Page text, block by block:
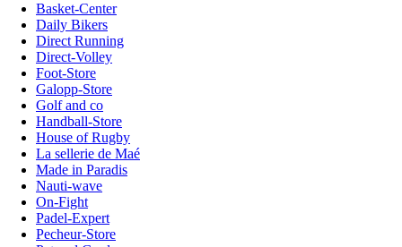
Basket-Center
Daily Bikers
Direct Running
Direct-Volley
Foot-Store
Galopp-Store
Golf and co
Handball-Store
House of Rugby
La sellerie de Maé
Made in Paradis
Nauti-wave
On-Fight
Padel-Expert
Pecheur-Store